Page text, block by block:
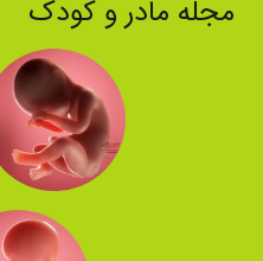
مجله مادر و کودک